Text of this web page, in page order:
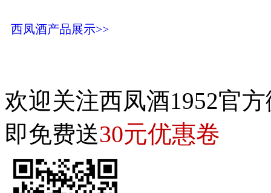
西凤酒产品展示>>
欢迎关注西凤酒1952官
即免费送30元优惠卷